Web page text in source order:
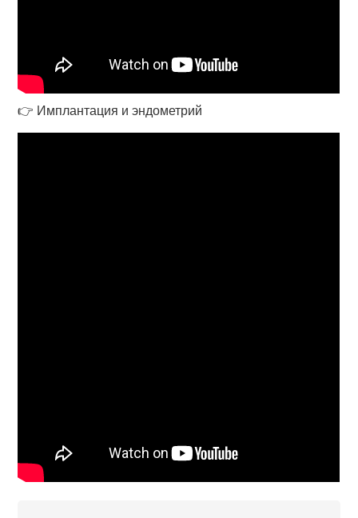
👉 Имплантация и эндометрий